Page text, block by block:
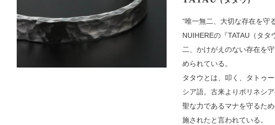
“唯一無二、大切な存在を守
NUIHEREの『TATAU（タタ
二、かけがえのない存在を
められている。
タタウとは、叩く、タトゥ
シア語。古来よりポリネシ
聖な力であるマナを守るた
施されたと言われている。